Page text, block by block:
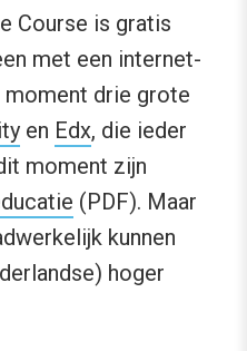
Course is gratis
met een internet-
moment drie grote
en Edx, die ieder
moment zijn
(PDF). Maar
kunnen
hoger